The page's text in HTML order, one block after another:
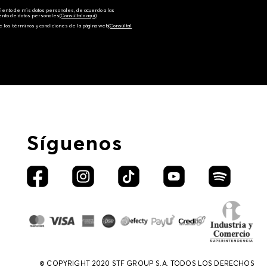
de mis datos personales, de acuerdo a las
de datos personales‎(Consúltala aquí)
los términos y condiciones de la página web‎(Consúltal
Síguenos
© COPYRIGHT 2020 STF GROUP S.A. TODOS LOS DERECHOS